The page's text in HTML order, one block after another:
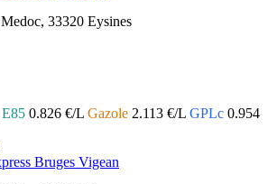
33320 Eysines
E85 0.826 €/L Gazole 2.113 €/L GPLc 0.954
Bruges Vigean